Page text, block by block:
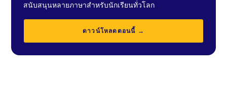
สนับสนุนหลายภาษาสำหรับนักเรียนทั่วโลก
ดาวน์โหลดตอนนี้ →